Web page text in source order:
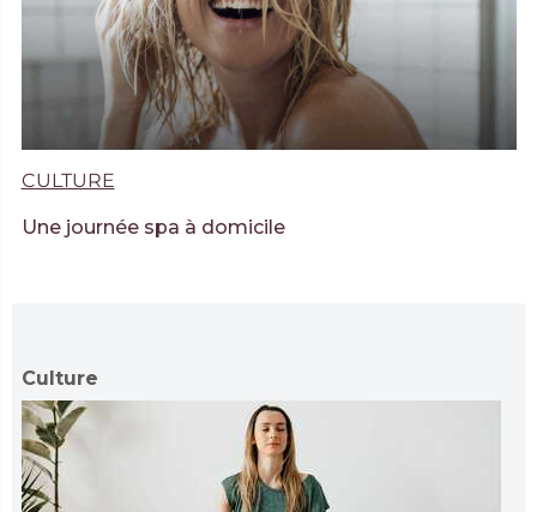
CULTURE
Une journée spa à domicile
Culture